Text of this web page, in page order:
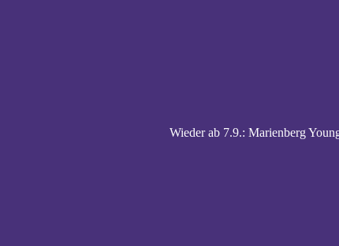
Wieder ab 7.9.: Marienberg